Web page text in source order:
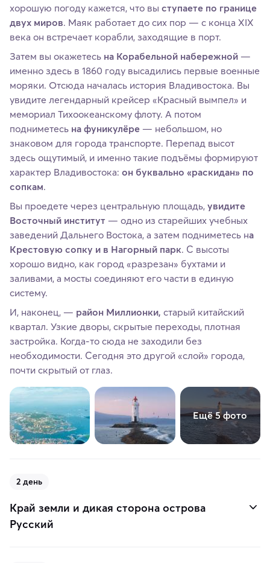
хорошую погоду кажется, что вы ступаете по границе
двух миров. Маяк работает до сих пор — с конца XIX
века он встречает корабли, заходящие в порт.
Затем вы окажетесь на Корабельной набережной —
именно здесь в 1860 году высадились первые военные
моряки. Отсюда началась история Владивостока. Вы
увидите легендарный крейсер «Красный вымпел» и
мемориал Тихоокеанскому флоту. А потом
подниметесь на фуникулёре — небольшом, но
знаковом для города транспорте. Перепад высот
здесь ощутимый, и именно такие подъёмы формируют
характер Владивостока: он буквально «раскидан» по
сопкам.
Вы проедете через центральную площадь, увидите
Восточный институт — одно из старейших учебных
заведений Дальнего Востока, а затем подниметесь на
Крестовую сопку и в Нагорный парк. С высоты
хорошо видно, как город «разрезан» бухтами и
заливами, а мосты соединяют его части в единую
систему.
И, наконец, — район Миллионки, старый китайский
квартал. Узкие дворы, скрытые переходы, плотная
застройка. Когда-то сюда не заходили без
необходимости. Сегодня это другой «слой» города,
почти скрытый от глаз.
Ещё 5 фото
2 день
Край земли и дикая сторона острова
Русский